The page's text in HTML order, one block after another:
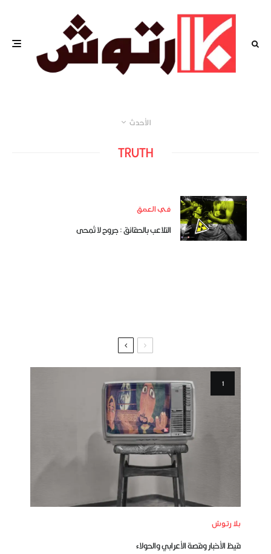
الأحدث
TRUTH
في العمق
التلاعب بالحقائق : جروح لا تُمحى
بلا رتوش
قيظ الأخبار وقصة الأعرابي والحولاء